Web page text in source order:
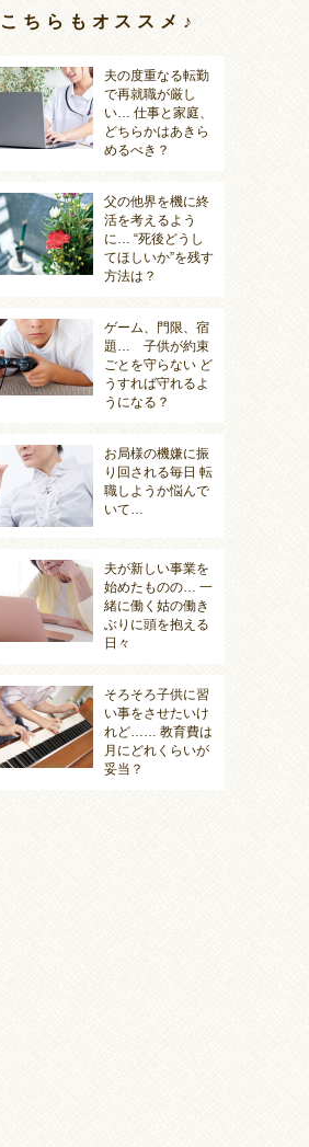
こちらもオススメ♪
夫の度重なる転勤
で再就職が厳し
い… 仕事と家庭、
どちらかはあきら
めるべき？
父の他界を機に終
活を考えるよう
に… “死後どうし
てほしいか”を残す
方法は？
ゲーム、門限、宿
題… 子供が約束
ごとを守らない ど
うすれば守れるよ
うになる？
お局様の機嫌に振
り回される毎日 転
職しようか悩んで
いて…
夫が新しい事業を
始めたものの… 一
緒に働く姑の働き
ぶりに頭を抱える
日々
そろそろ子供に習
い事をさせたいけ
れど…… 教育費は
月にどれくらいが
妥当？